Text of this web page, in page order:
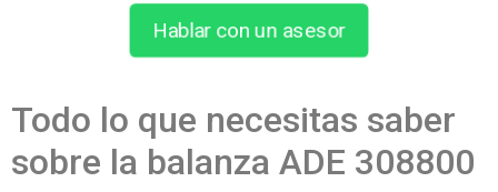
Hablar con un asesor
Todo lo que necesitas saber
sobre la balanza ADE 308800